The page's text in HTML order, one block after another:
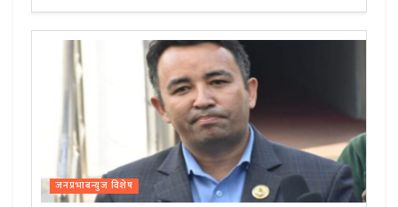
जनप्रभाबन्युज विशेष